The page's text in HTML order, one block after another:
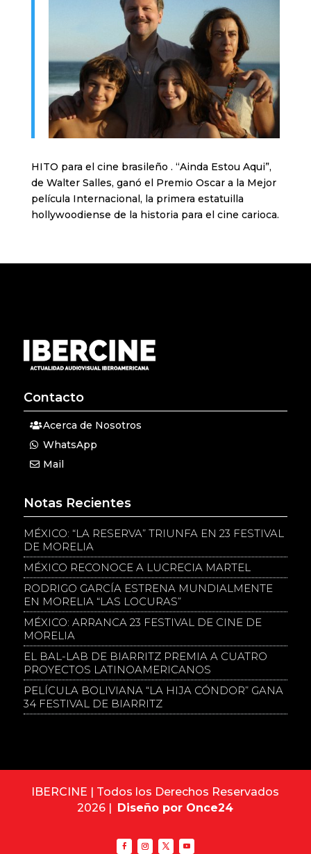
HITO para el cine brasileño . “Ainda Estou Aqui”,
de Walter Salles, ganó el Premio Oscar a la Mejor
película Internacional, la primera estatuilla
hollywoodiense de la historia para el cine carioca.
Contacto
Acerca de Nosotros
WhatsApp
Mail
Notas Recientes
MÉXICO: “LA RESERVA” TRIUNFA EN 23 FESTIVAL
DE MORELIA
MÉXICO RECONOCE A LUCRECIA MARTEL
RODRIGO GARCÍA ESTRENA MUNDIALMENTE
EN MORELIA “LAS LOCURAS”
MÉXICO: ARRANCA 23 FESTIVAL DE CINE DE
MORELIA
EL BAL-LAB DE BIARRITZ PREMIA A CUATRO
PROYECTOS LATINOAMERICANOS
PELÍCULA BOLIVIANA “LA HIJA CÓNDOR” GANA
34 FESTIVAL DE BIARRITZ
IBERCINE | Todos los Derechos Reservados
2026 | Diseño por Once24